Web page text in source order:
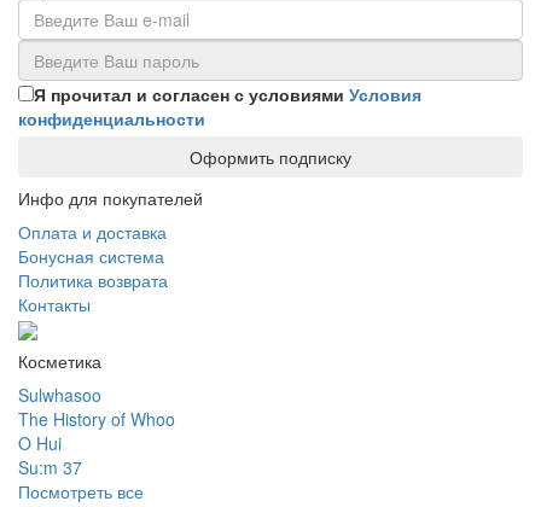
Я прочитал и согласен с условиями Условия
конфиденциальности
Оформить подписку
Инфо для покупателей
Оплата и доставка
Бонусная система
Политика возврата
Контакты
Косметика
Sulwhasoo
The History of Whoo
O Hui
Su:m 37
Посмотреть все